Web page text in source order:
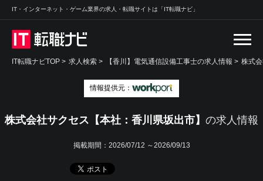
IT・インターネット・ゲーム業界の求人・転職サイトは「IT転職ナビ」
IT転職ナビTOP > 求人検索 > 【香川】電気通信設備工事士の求人情報 > 株式
情報提供元：
株式会社サクセス【本社：香川県坂出市】 の求人情報
掲載期間： 2026/07/12 ～2026/09/13